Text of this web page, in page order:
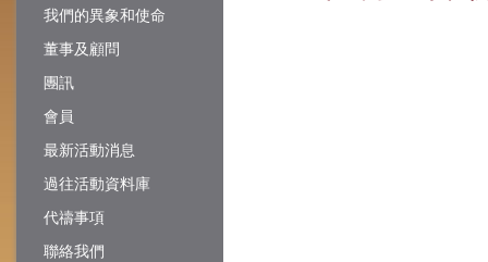
我們的異象和使命
董事及顧問
團訊
會員
最新活動消息
過往活動資料庫
代禱事項
聯絡我們